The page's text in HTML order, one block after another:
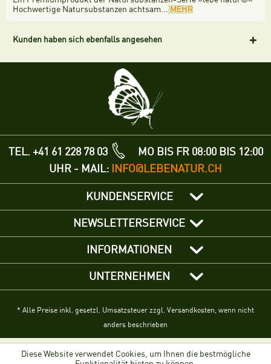
Hochwertige Natursubstanzen achtsam... MEHR
Kunden haben sich ebenfalls angesehen
TEL. +41 61 228 78 03
MO BIS FR 08:00 BIS 12:00
UHR - MAIL: INFO@LEBENATUR.CH
KUNDENSERVICE
NEWSLETTERSERVICE
INFORMATIONEN
UNTERNEHMEN
* Alle Preise inkl. gesetzl. Umsatzsteuer zzgl. Versandkosten, wenn nicht
anders beschrieben
Diese Website verwendet Cookies, um Ihnen die bestmögliche